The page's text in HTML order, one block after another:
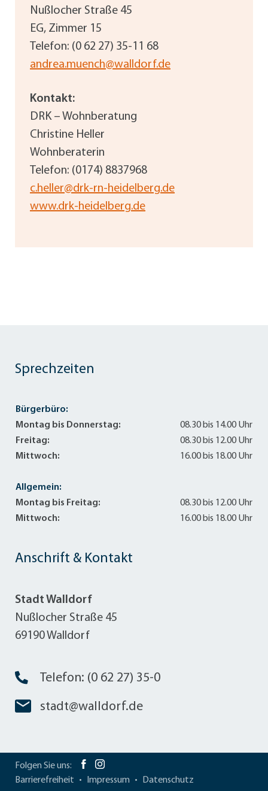
Nußlocher Straße 45
EG, Zimmer 15
Telefon: (0 62 27) 35-11 68
andrea.muench@walldorf.de
Kontakt:
DRK – Wohnberatung
Christine Heller
Wohnberaterin
Telefon: (0174) 8837968
c.heller@drk-rn-heidelberg.de
www.drk-heidelberg.de
Anschrift & Kontakt
Stadt Walldorf
Nußlocher Straße 45
69190 Walldorf
Telefon: (0 62 27) 35-0
stadt@walldorf.de
Sprechzeiten
Bürgerbüro:
Montag bis Donnerstag:
08.30 bis 14.00 Uhr
Freitag:
08.30 bis 12.00 Uhr
Mittwoch:
16.00 bis 18.00 Uhr
Allgemein:
Montag bis Freitag:
08.30 bis 12.00 Uhr
Mittwoch:
16.00 bis 18.00 Uhr
Folgen Sie uns:
Barrierefreiheit
Impressum Datenschutz